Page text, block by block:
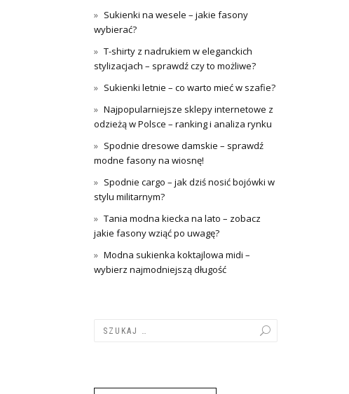
Sukienki na wesele – jakie fasony
wybierać?
T-shirty z nadrukiem w eleganckich
stylizacjach – sprawdź czy to możliwe?
Sukienki letnie – co warto mieć w szafie?
Najpopularniejsze sklepy internetowe z
odzieżą w Polsce – ranking i analiza rynku
Spodnie dresowe damskie – sprawdź
modne fasony na wiosnę!
Spodnie cargo – jak dziś nosić bojówki w
stylu militarnym?
Tania modna kiecka na lato – zobacz
jakie fasony wziąć po uwagę?
Modna sukienka koktajlowa midi –
wybierz najmodniejszą długość